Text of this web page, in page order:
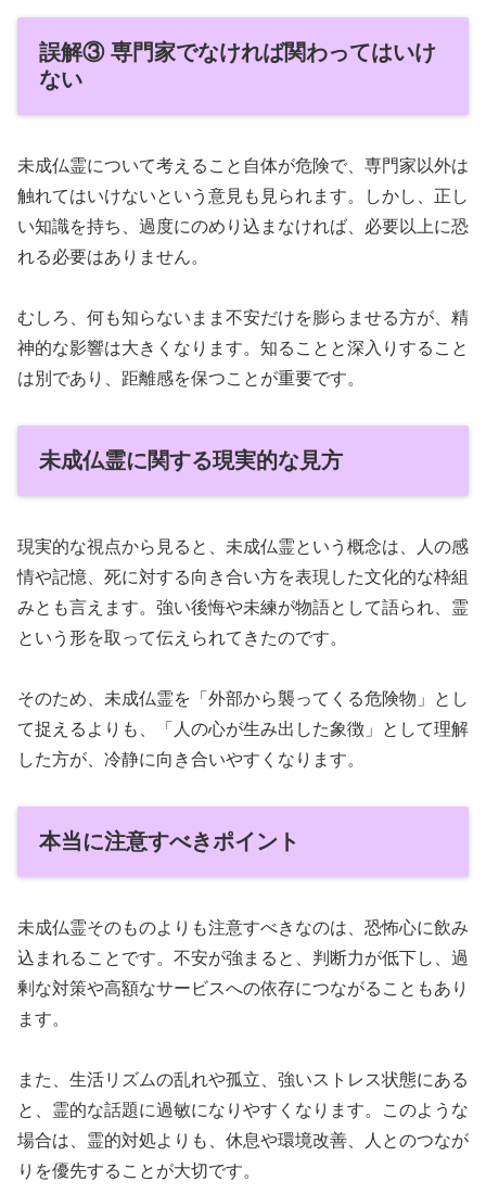
誤解③ 専門家でなければ関わってはいけ
ない
未成仏霊について考えること自体が危険で、専門家以外は
触れてはいけないという意見も見られます。しかし、正し
い知識を持ち、過度にのめり込まなければ、必要以上に恐
れる必要はありません。
むしろ、何も知らないまま不安だけを膨らませる方が、精
神的な影響は大きくなります。知ることと深入りすること
は別であり、距離感を保つことが重要です。
未成仏霊に関する現実的な見方
現実的な視点から見ると、未成仏霊という概念は、人の感
情や記憶、死に対する向き合い方を表現した文化的な枠組
みとも言えます。強い後悔や未練が物語として語られ、霊
という形を取って伝えられてきたのです。
そのため、未成仏霊を「外部から襲ってくる危険物」とし
て捉えるよりも、「人の心が生み出した象徴」として理解
した方が、冷静に向き合いやすくなります。
本当に注意すべきポイント
未成仏霊そのものよりも注意すべきなのは、恐怖心に飲み
込まれることです。不安が強まると、判断力が低下し、過
剰な対策や高額なサービスへの依存につながることもあり
ます。
また、生活リズムの乱れや孤立、強いストレス状態にある
と、霊的な話題に過敏になりやすくなります。このような
場合は、霊的対処よりも、休息や環境改善、人とのつなが
りを優先することが大切です。